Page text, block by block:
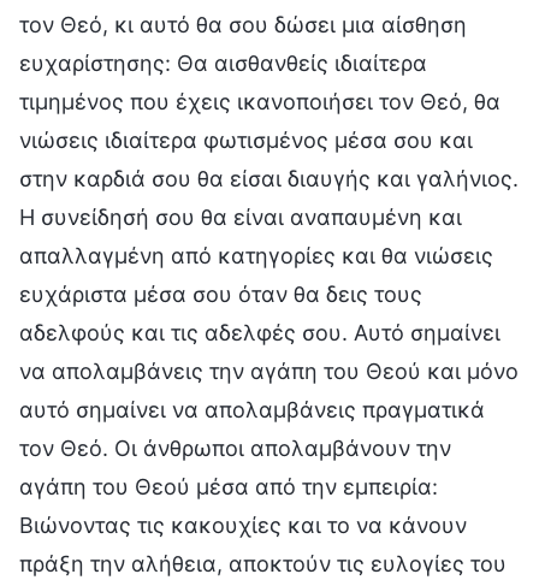
τον Θεό, κι αυτό θα σου δώσει μια αίσθηση
ευχαρίστησης: Θα αισθανθείς ιδιαίτερα
τιμημένος που έχεις ικανοποιήσει τον Θεό, θα
νιώσεις ιδιαίτερα φωτισμένος μέσα σου και
στην καρδιά σου θα είσαι διαυγής και γαλήνιος.
Η συνείδησή σου θα είναι αναπαυμένη και
απαλλαγμένη από κατηγορίες και θα νιώσεις
ευχάριστα μέσα σου όταν θα δεις τους
αδελφούς και τις αδελφές σου. Αυτό σημαίνει
να απολαμβάνεις την αγάπη του Θεού και μόνο
αυτό σημαίνει να απολαμβάνεις πραγματικά
τον Θεό. Οι άνθρωποι απολαμβάνουν την
αγάπη του Θεού μέσα από την εμπειρία:
Βιώνοντας τις κακουχίες και το να κάνουν
πράξη την αλήθεια, αποκτούν τις ευλογίες του